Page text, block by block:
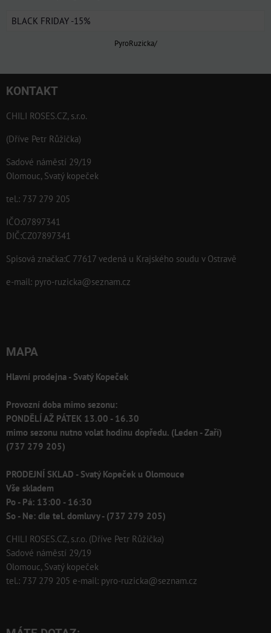
BLACK FRIDAY -15%
PyroRuzicka/
KONTAKT
CHILI ROSES.CZ, s.r.o.
(Dříve Petr Růžička)
Sadové náměstí 29/19
Olomouc, Svatý kopeček
tel.: 737 279 205
IČO:07897341
DIČ:CZ07897341
Spisová značka:C 77617 vedená u Krajského soudu v Ostravě
e-mail: pyro-ruzicka@seznam.cz
MAPA
Hlavní prodejna - Svatý Kopeček
Provozní doba mimo sezonu:
PONDĚLÍ AŽ PÁTEK 13.00 - 16.30
mimo sezonu nutno volat hodinu dopředu. (Leden - Zaří)
(737 279 205)
PRODEJNÍ SKLAD - Svatý Kopeček u Olomouce
Vše skladem
Po - Pá: 13:00 - 16:30
So - Ne: dle tel. domluvy - (737 279 205)
CHILI ROSES.CZ, s.r.o. (Dříve Petr Růžička)
Sadové náměstí 29/19
Olomouc, Svatý kopeček
tel.: 737 279 205 e-mail: pyro-ruzicka@seznam.cz